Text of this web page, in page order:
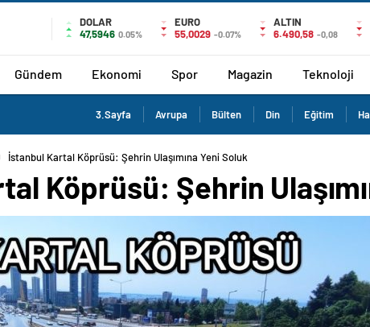
DOLAR
47,5946 0.05%
EURO
55,0029 -0.07%
ALTIN
6.490,58 -0,08
Gündem Ekonomi Spor Magazin Teknoloji
3.Sayfa Avrupa Bülten Din Eğitim
İstanbul Kartal Köprüsü: Şehrin Ulaşımına Yeni Soluk
Köprüsü: Şehrin